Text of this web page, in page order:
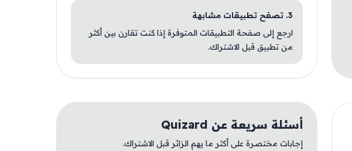
3. تصفح تطبيقات مشابهة
ارجع إلى صفحة التطبيقات المتوفرة إذا كنت تقارن بين أكثر
من تطبيق قبل الاشتراك.
أسئلة سريعة عن Quizard
إجابات مختصرة على أكثر ما يهم الزائر قبل الاشتراك.